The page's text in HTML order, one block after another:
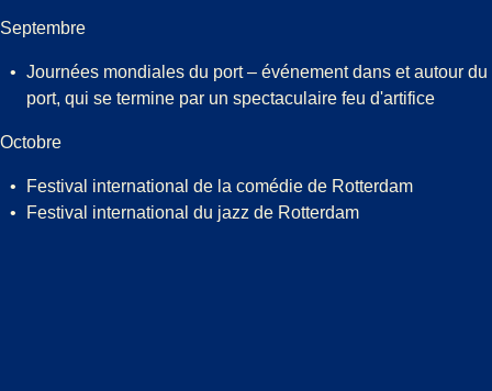
Septembre
Journées mondiales du port – événement dans et autour du
port, qui se termine par un spectaculaire feu d'artifice
Octobre
Festival international de la comédie de Rotterdam
Festival international du jazz de Rotterdam